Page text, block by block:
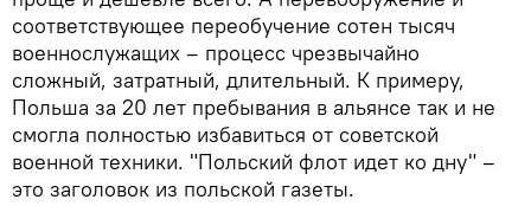
соответствующее переобучение сотен тысяч
военнослужащих – процесс чрезвычайно
сложный, затратный, длительный. К примеру,
Польша за 20 лет пребывания в альянсе так и не
смогла полностью избавиться от советской
военной техники. "Польский флот идет ко дну" –
это заголовок из польской газеты.